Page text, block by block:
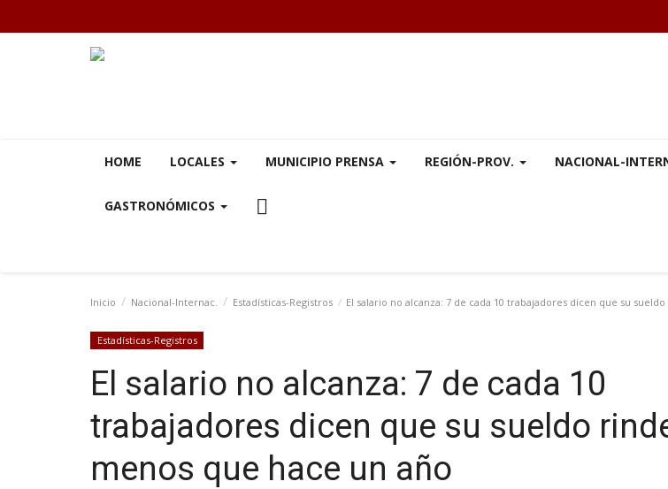
HOME LOCALES MUNICIPIO PRENSA REGIÓN-PROV. NACIONAL-
GASTRONÓMICOS
Inicio Nacional-Internac. Estadísticas-Registros El salario no alcanza: 7 de cada 10 trabajadores dicen que su
Estadísticas-Registros
El salario no alcanza: 7 de cada 10
trabajadores dicen que su sueldo
menos que hace un año